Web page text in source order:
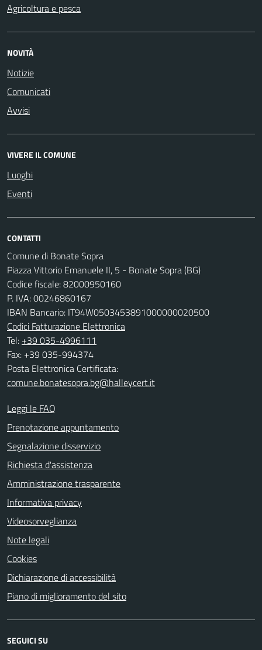
Agricoltura e pesca
NOVITÀ
Notizie
Comunicati
Avvisi
VIVERE IL COMUNE
Luoghi
Eventi
CONTATTI
Comune di Bonate Sopra
Piazza Vittorio Emanuele II, 5 - Bonate Sopra (BG)
Codice fiscale: 82000950160
P. IVA: 00246860167
IBAN Bancario: IT94W0503453891000000020500
Codici Fatturazione Elettronica
Tel: +39 035-4996111
Fax: +39 035-994374
Posta Elettronica Certificata:
comune.bonatesopra.bg@halleycert.it
Leggi le FAQ
Prenotazione appuntamento
Segnalazione disservizio
Richiesta d'assistenza
Amministrazione trasparente
Informativa privacy
Videosorveglianza
Note legali
Cookies
Dichiarazione di accessibilità
Piano di miglioramento del sito
SEGUICI SU